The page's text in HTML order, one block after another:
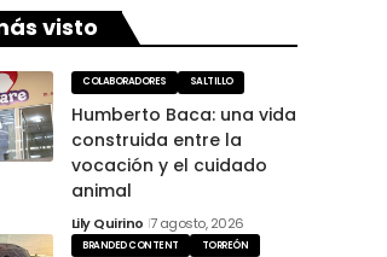
visto
COLABORADORES SALTILLO
Humberto Baca: una vida
construida entre la
vocación y el cuidado
animal
Lily Quirino 7 agosto, 2026
BRANDED CONTENT TORREÓN